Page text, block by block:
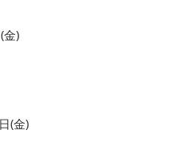
金)
(金)